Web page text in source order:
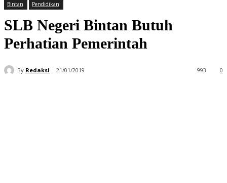
Bintan Pendidikan
SLB Negeri Bintan Butuh
Perhatian Pemerintah
By Redaksi 21/01/2019 0
993